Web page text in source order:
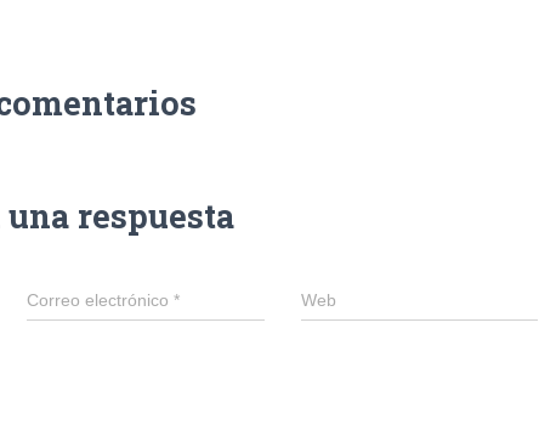
una respuesta
Correo electrónico* Web